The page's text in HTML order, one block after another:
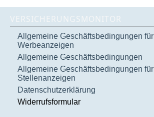
VERSICHERUNGSMONITOR
Allgemeine Geschäftsbedingungen für
Werbeanzeigen
Allgemeine Geschäftsbedingungen
Allgemeine Geschäftsbedingungen für
Stellenanzeigen
Datenschutzerklärung
Widerrufsformular